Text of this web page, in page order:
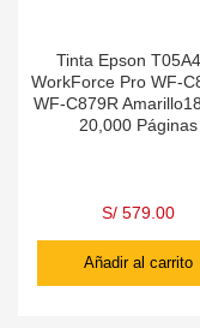
Tinta Epson
WorkForce Pro WF-
WF-C879R
20,000 Páginas
S/ 579.00
Añadir al carrito